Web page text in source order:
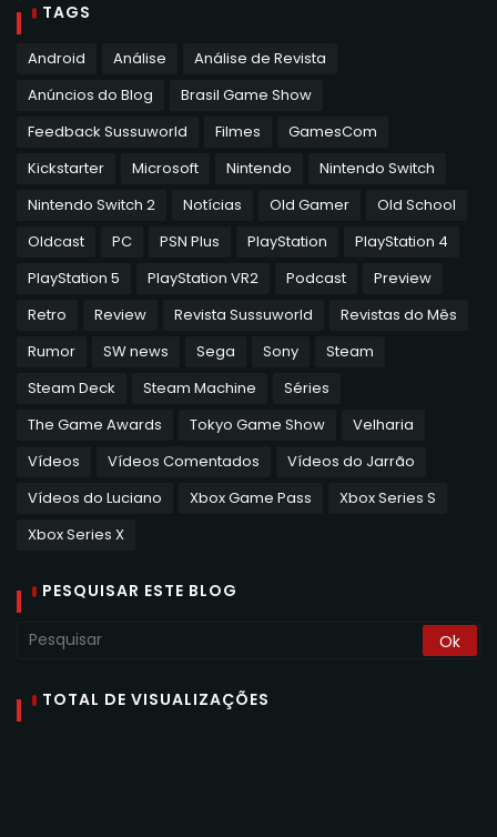
TAGS
Android Análise
Análise de Revista
Anúncios do Blog
Brasil Game Show
Feedback Sussuworld
Filmes
GamesCom
Kickstarter
Microsoft Nintendo
Nintendo Switch
Nintendo Switch 2
Notícias Old Gamer
Old School
Oldcast
PC PSN Plus PlayStation
PlayStation 4
PlayStation 5
PlayStation VR2 Podcast
Preview
Retro
Review Revista Sussuworld
Revistas do Mês
Rumor
SW news Sega Sony
Steam
Steam Deck
Steam Machine
Séries
The Game Awards
Tokyo Game Show
Velharia
Vídeos
Vídeos Comentados
Vídeos do Jarrão
Vídeos do Luciano
Xbox Game Pass
Xbox Series S
Xbox Series X
PESQUISAR ESTE BLOG
TOTAL DE VISUALIZAÇÕES